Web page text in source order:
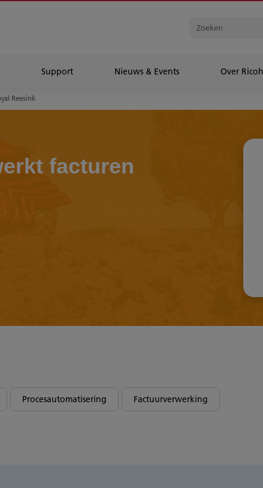
Support Nieuws & Events Over Ricoh
Reesink
facturen
Procesautomatisering Factuurverwerking